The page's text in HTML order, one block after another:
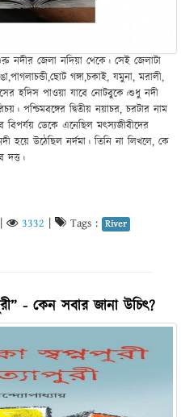
নদীর জেলা নদিয়া থেকে। সেই জেলাটা
গঙ্গা,চকাই, যমুনা, মরালী,
হদিস পাওয়া যাবে নোটবুকে।শুধু নদী
পশ্চিমবঙ্গের দ্বিতীয় নয়াচর, চরটার নাম
বিপর্যয় ডেকে এনেছিল মৎস্যজীবীদের
হয়ে উঠেছিল নর্দমা। তিনি না লিখলে, কে
দত্ত।
3332 Tags : River
- কেন সবার জানা উচিৎ?